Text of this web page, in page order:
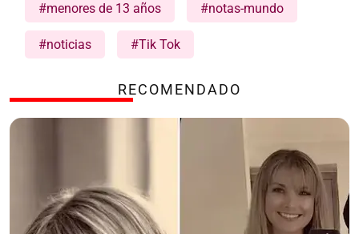
#menores de 13 años #notas-mundo
#noticias #Tik Tok
RECOMENDADO